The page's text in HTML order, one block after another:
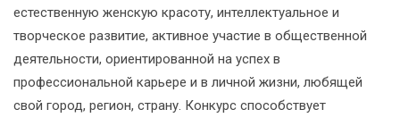
естественную женскую красоту, интеллектуальное и
творческое развитие, активное участие в общественной
деятельности, ориентированной на успех в
профессиональной карьере и в личной жизни, любящей
свой город, регион, страну. Конкурс способствует